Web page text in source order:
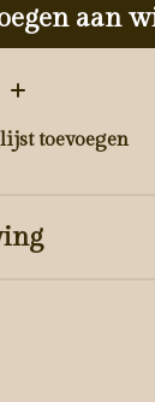
aan
toevoegen